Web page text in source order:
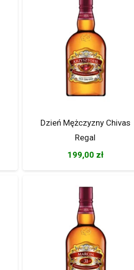
Dzień Mężczyzny Chivas
Regal
199,00 zł